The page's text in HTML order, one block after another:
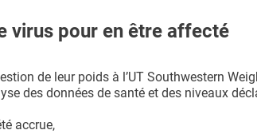
virus pour en être affecté
de leur poids à l’UT Southwestern
des données de santé et des niveaux
accrue,